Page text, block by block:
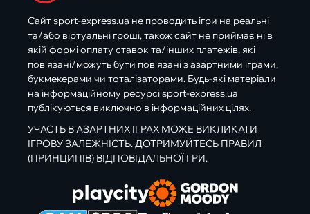
Сайт sport-express.ua не проводить ігри на реальні
та/або віртуальні гроші, також сайт не приймає ні в
якій формі оплату ставок та/інших платежів, які
пов’язані/можуть бути пов’язані з азартними іграми,
букмекерами чи тоталізаторами. Будь-які матеріали
на інформаційному ресурсі sport-express.ua
публікуються виключно в інформаційних цілях.
УЧАСТЬ В АЗАРТНИХ ІГРАХ МОЖЕ ВИКЛИКАТИ
ІГРОВУ ЗАЛЕЖНІСТЬ. ДОТРИМУЙТЕСЬ ПРАВИЛ
(ПРИНЦИПІВ) ВІДПОВІДАЛЬНОЇ ГРИ.